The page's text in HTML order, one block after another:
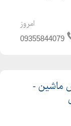
می گیرد.
امکان را به
امروز
09355844079
ماشین -